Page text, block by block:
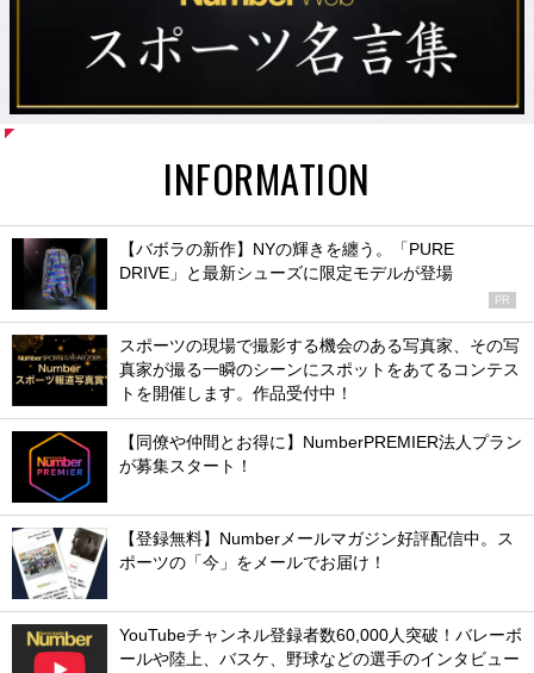
INFORMATION
【バボラの新作】NYの輝きを纏う。「PURE
DRIVE」と最新シューズに限定モデルが登場
PR
スポーツの現場で撮影する機会のある写真家、その写
真家が撮る一瞬のシーンにスポットをあてるコンテス
トを開催します。作品受付中！
【同僚や仲間とお得に】NumberPREMIER法人プラン
が募集スタート！
【登録無料】Numberメールマガジン好評配信中。ス
ポーツの「今」をメールでお届け！
YouTubeチャンネル登録者数60,000人突破！バレーボ
ールや陸上、バスケ、野球などの選手のインタビュー